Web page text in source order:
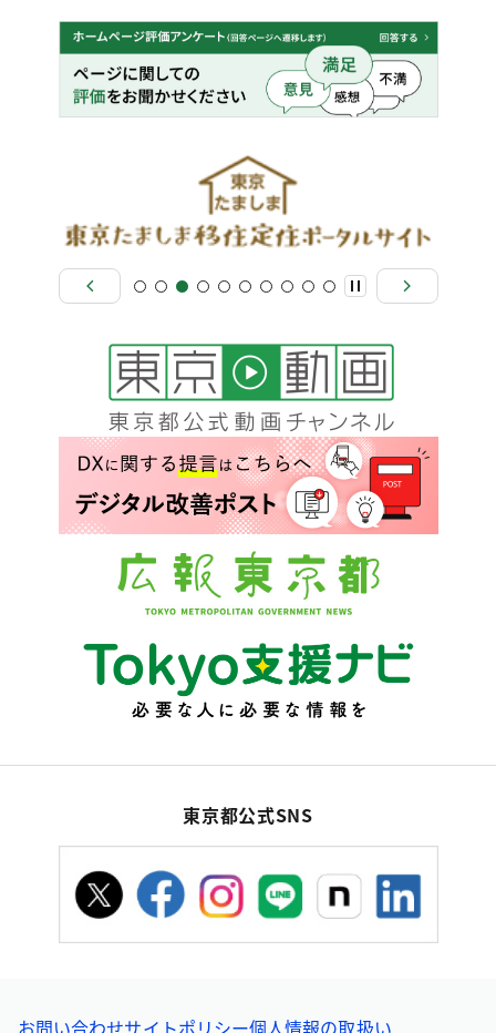
東京都公式SNS
お問い合わせサイトポリシー個人情報の取扱い